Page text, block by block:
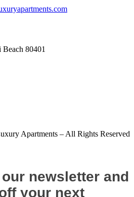
80401
Apartments – All Rights Reserved
newsletter and
your next